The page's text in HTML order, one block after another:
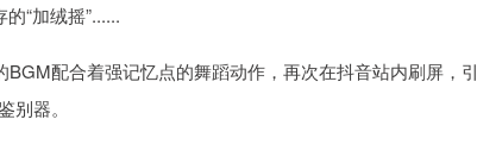
“加绒摇”......
配合着强记忆点的舞蹈动作，再次在抖音站内刷屏，引
器。